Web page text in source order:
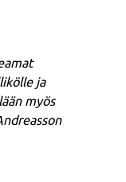
ja
myös